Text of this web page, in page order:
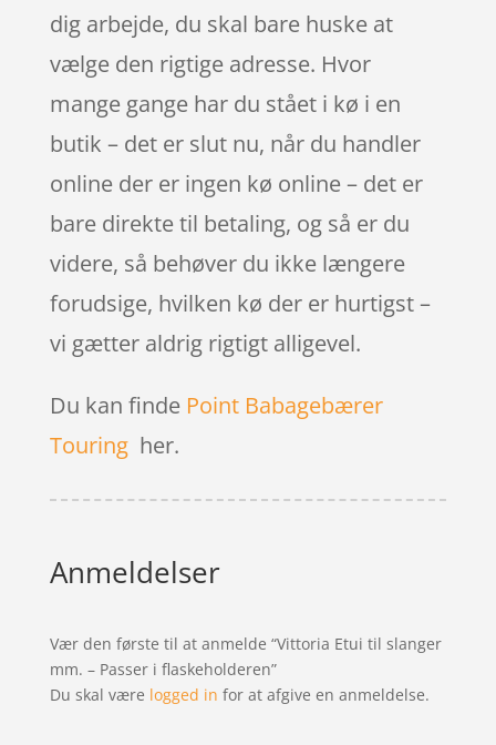
dig arbejde, du skal bare huske at
vælge den rigtige adresse. Hvor
mange gange har du stået i kø i en
butik – det er slut nu, når du handler
online der er ingen kø online – det er
bare direkte til betaling, og så er du
videre, så behøver du ikke længere
forudsige, hvilken kø der er hurtigst –
vi gætter aldrig rigtigt alligevel.
Du kan finde Point Babagebærer
Touringher.
Anmeldelser
Vær den første til at anmelde “Vittoria Etui til slanger
mm. – Passer i flaskeholderen”
Du skal være logged in for at afgive en anmeldelse.